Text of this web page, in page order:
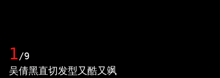
1/9
吴倩黑直切发型又酷又飒